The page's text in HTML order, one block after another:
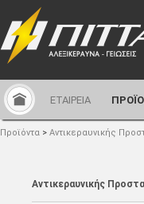
ΕΤΑΙΡΕΙΑ
Προϊόντα > Αντικεραυνικής
Αντικεραυνικής